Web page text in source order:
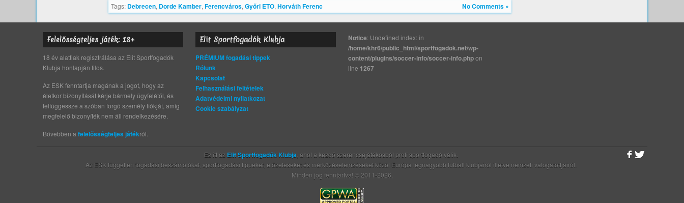
Tags: Debrecen, Dorde Kamber, Ferencváros, Győri ETO, Horváth Ferenc No Comments »
Felelősségteljes játék: 18+
18 év alattiak regisztrálása az Elit Sportfogadók
Klubja honlapján tilos.
Az ESK fenntartja magának a jogot, hogy az
életkor bizonyítását kérje bármely ügyfelétől, és
felfüggessze a szóban forgó személy fiókját, amíg
megfelelő bizonyíték nem áll rendelkezésére.
Bővebben a felelősségteljes játékról.
Elit Sportfogadók Klubja
PRÉMIUM fogadási tippek
Rólunk
Kapcsolat
Felhasználási feltételek
Adatvédelmi nyilatkozat
Cookie szabályzat
Notice: Undefined index: in
/home/khr6/public_html/sportfogadok.net/wp-
content/plugins/soccer-info/soccer-info.phpon
line 1267
Ez itt az Elit Sportfogadók Klubja , ahol a kezdő szerencsejátékosból profi sportfogadó válik.
Az ESK független fogadási beszámolókat, sportfogadási tippeket, előzeteseket és mérkőzéselemzéseket közöl Európa legnagyobb futball klubjairól illetve nemzeti válogatottjairól.
Minden jog fenntartva! © 2011-2026.